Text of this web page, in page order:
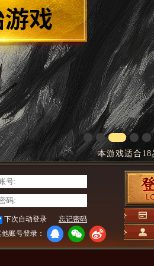
本游戏适合18
下次自动登录
忘记密码
他账号登录：